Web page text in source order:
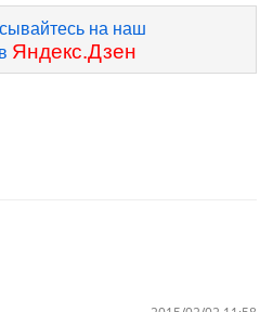
на наш
Яндекс.Дзен